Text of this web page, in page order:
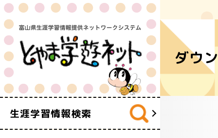
生涯学習情報検索
まるごと
富山県生
Let's生涯
ダウ